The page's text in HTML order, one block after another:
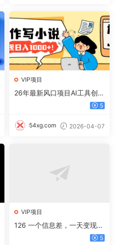
VIP项目
26年最新风口项目AI工具创作
写小说，轻松实现日入1000+
5
54xg.com 2026-04-07
VIP项目
126 一个信息差，一天变现5
00+，需求量大，复购强，无
5